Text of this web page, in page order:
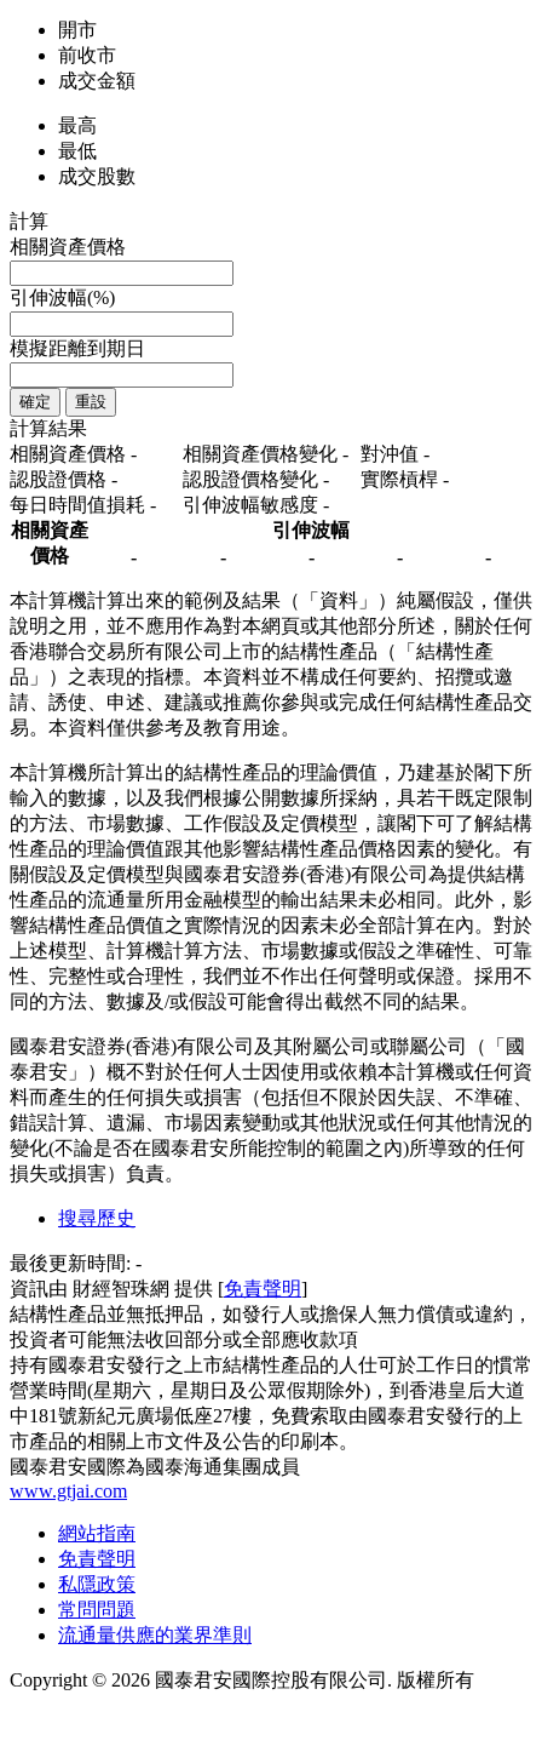
開市
前收市
成交金額
最高
最低
成交股數
計算
相關資產價格
引伸波幅(%)
模擬距離到期日
確定 重設
計算結果
相關資產價格 - 相關資產價格變化 - 對沖值 -
認股證價格 - 認股證價格變化 - 實際槓桿 -
每日時間值損耗 - 引伸波幅敏感度 -
相關資產
價格
引伸波幅
-
- - - -
本計算機計算出來的範例及結果（「資料」）純屬假設，僅供
說明之用，並不應用作為對本網頁或其他部分所述，關於任何
香港聯合交易所有限公司上市的結構性產品（「結構性產
品」）之表現的指標。本資料並不構成任何要約、招攬或邀
請、誘使、申述、建議或推薦你參與或完成任何結構性產品交
易。本資料僅供參考及教育用途。
本計算機所計算出的結構性產品的理論價值，乃建基於閣下所
輸入的數據，以及我們根據公開數據所採納，具若干既定限制
的方法、市場數據、工作假設及定價模型，讓閣下可了解結構
性產品的理論價值跟其他影響結構性產品價格因素的變化。有
關假設及定價模型與國泰君安證券(香港)有限公司為提供結構
性產品的流通量所用金融模型的輸出結果未必相同。此外，影
響結構性產品價值之實際情況的因素未必全部計算在內。對於
上述模型、計算機計算方法、市場數據或假設之準確性、可靠
性、完整性或合理性，我們並不作出任何聲明或保證。採用不
同的方法、數據及/或假設可能會得出截然不同的結果。
國泰君安證券(香港)有限公司及其附屬公司或聯屬公司（「國
泰君安」）概不對於任何人士因使用或依賴本計算機或任何資
料而產生的任何損失或損害（包括但不限於因失誤、不準確、
錯誤計算、遺漏、市場因素變動或其他狀況或任何其他情況的
變化(不論是否在國泰君安所能控制的範圍之內)所導致的任何
損失或損害）負責。
搜尋歷史
最後更新時間: -
資訊由 財經智珠網 提供 [免責聲明]
結構性產品並無抵押品，如發行人或擔保人無力償債或違約，
投資者可能無法收回部分或全部應收款項
持有國泰君安發行之上市結構性產品的人仕可於工作日的慣常
營業時間(星期六，星期日及公眾假期除外)，到香港皇后大道
中181號新紀元廣場低座27樓，免費索取由國泰君安發行的上
市產品的相關上市文件及公告的印刷本。
國泰君安國際為國泰海通集團成員
www.gtjai.com
網站指南
免責聲明
私隱政策
常問問題
流通量供應的業界準則
Copyright © 2026 國泰君安國際控股有限公司. 版權所有